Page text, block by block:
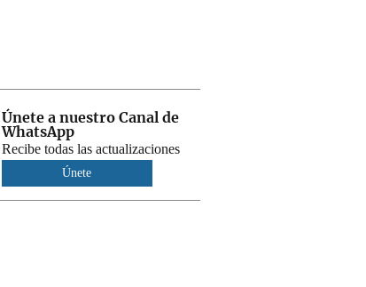
Únete a nuestro Canal de
WhatsApp
Recibe todas las actualizaciones
Únete